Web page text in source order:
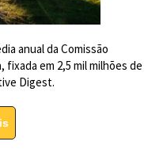
anual da Comissão
fixada em 2,5 mil milhões de
Digest.